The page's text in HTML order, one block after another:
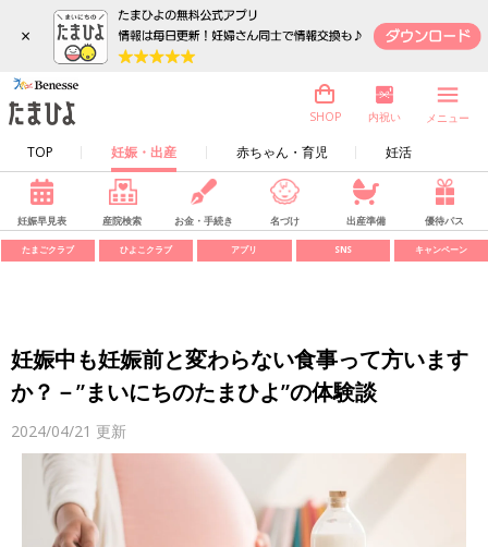
×
TOP 妊娠・出産 赤ちゃん・育児 妊活
SHOP 内祝い メニュー
妊娠早見表 産院検索 お金・手続き 名づけ 出産準備 優待パス
たまごクラブ ひよこクラブ アプリ SNS キャンペーン
妊娠中も妊娠前と変わらない食事って方います
か？－”まいにちのたまひよ”の体験談
2024/04/21 更新